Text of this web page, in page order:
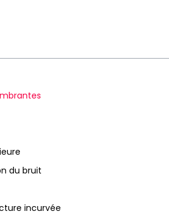
du bruit
incurvée